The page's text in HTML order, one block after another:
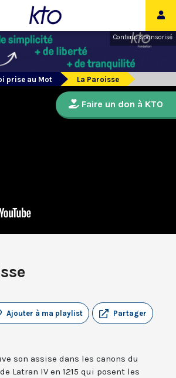
Contenu sponsorisé
prise au Mot La Paroisse
Partager
Ajouter à ma playlist
son assise dans les canons du
Latran IV en 1215 qui posent les
Faire un don à KTO